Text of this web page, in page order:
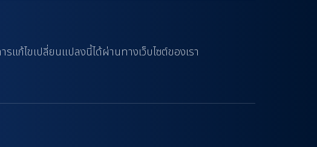
แก้ไขเปลี่ยนแปลงนี้ได้ผ่านทางเว็บไซต์ของเรา